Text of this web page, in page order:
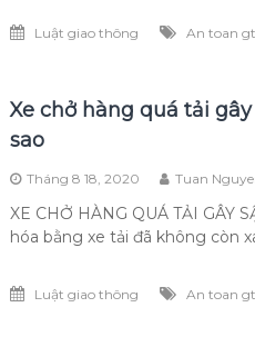
Luật giao thông An toan gt
Xe chở hàng quá tải
sao
Tháng 8 18, 2020 Tuan
XE CHỞ HÀNG QUÁ TẢI GÂY
hóa bằng xe tải đã không còn
Luật giao thông An toan gt